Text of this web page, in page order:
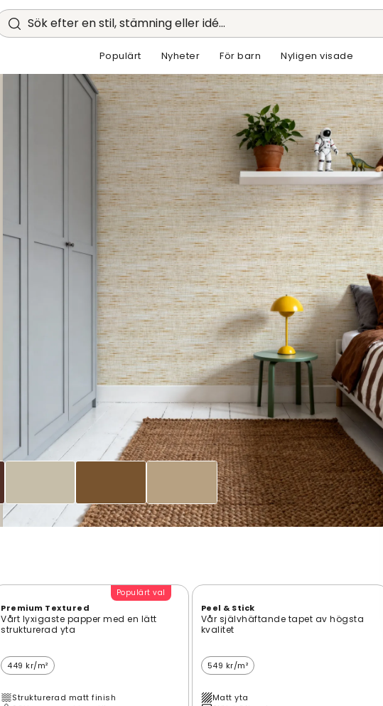
Sök efter en stil, stämning eller idé...
Populärt Nyheter För barn Nyligen visade
Populärt val
Premium Textured
Vårt lyxigaste papper med en lätt
strukturerad yta
449 kr/m²
Strukturerad matt finish
Peel & Stick
Vår självhäftande tapet av högsta
kvalitet
549 kr/m²
Matt yta